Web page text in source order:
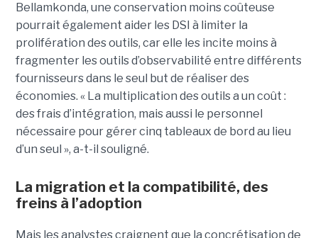
Bellamkonda, une conservation moins coûteuse
pourrait également aider les DSI à limiter la
prolifération des outils, car elle les incite moins à
fragmenter les outils d’observabilité entre différents
fournisseurs dans le seul but de réaliser des
économies. « La multiplication des outils a un coût :
des frais d’intégration, mais aussi le personnel
nécessaire pour gérer cinq tableaux de bord au lieu
d’un seul », a-t-il souligné.
La migration et la compatibilité, des
freins à l’adoption
Mais les analystes craignent que la concrétisation de